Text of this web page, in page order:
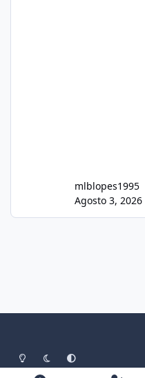
mlblopes1995
Agosto 3,
Light ModeDark ModeSystem Preference